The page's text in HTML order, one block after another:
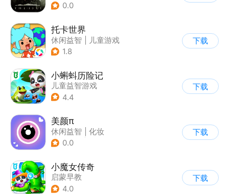
0.0
托卡世界
休闲益智
儿童游戏
1.8
下载
小蝌蚪历险记
儿童益智游戏
| 启蒙早教
4.4
下载
美颜π
休闲益智
化妆
| 美少女
0.0
下载
小魔女传奇
启蒙早教
| 儿童益智游戏
4.0
下载